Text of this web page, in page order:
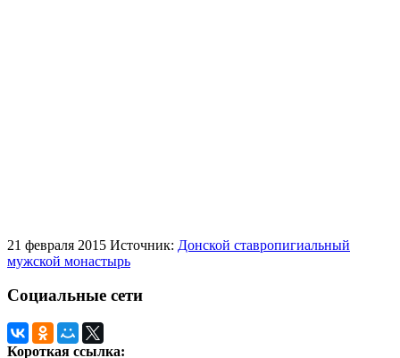
21 февраля 2015 Источник: Донской ставропигиальный
мужской монастырь
Социальные сети
Короткая ссылка: